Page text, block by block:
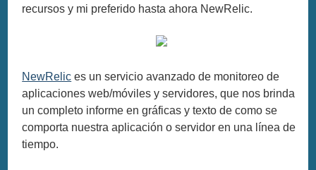
recursos y mi preferido hasta ahora NewRelic.
NewRelic es un servicio avanzado de monitoreo de
aplicaciones web/móviles y servidores, que nos brinda
un completo informe en gráficas y texto de como se
comporta nuestra aplicación o servidor en una línea de
tiempo.